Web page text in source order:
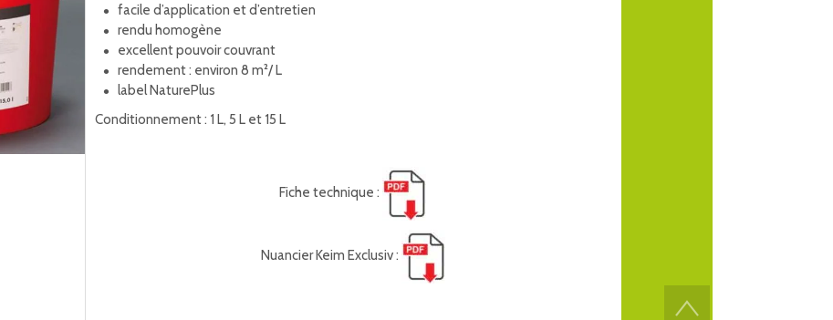
facile d’application et d’entretien
rendu homogène
excellent pouvoir couvrant
rendement : environ 8 m²/ L
label NaturePlus
Conditionnement : 1 L, 5 L et 15 L
Fiche technique :
Nuancier Keim Exclusiv :